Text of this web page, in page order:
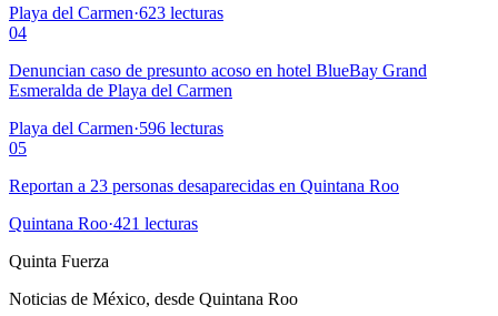
Playa del Carmen·623 lecturas
04
Denuncian caso de presunto acoso en hotel BlueBay Grand
Esmeralda de Playa del Carmen
Playa del Carmen·596 lecturas
05
Reportan a 23 personas desaparecidas en Quintana Roo
Quintana Roo·421 lecturas
Quinta Fuerza
Noticias de México, desde Quintana Roo